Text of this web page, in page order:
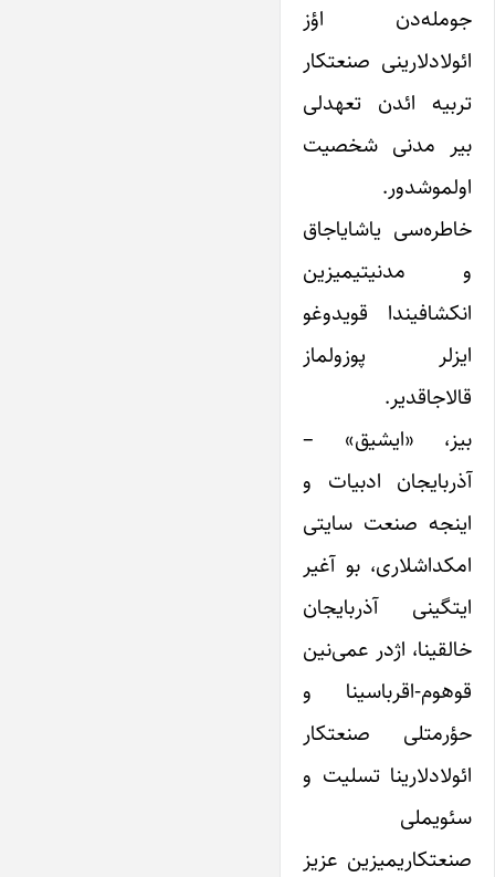
جومله‌دن اؤز
ائولادلارینی صنعتکار
تربیه ائدن تعهدلی
بیر مدنی شخصیت
اولموشدور.
خاطره‌سی یاشایاجاق
و مدنیتیمیزین
انکشافیندا قویدوغو
ایزلر پوزولماز
قالاجاقدیر.
بیز، «ایشیق» –
آذربایجان ادبیات و
اینجه صنعت سایتی
امکداشلاری، بو آغیر
ایتگینی آذربایجان
خالقینا، اژدر عمی‌نین
قوهوم-اقرباسینا و
حؤرمتلی صنعتکار
ائولادلارینا تسلیت و
سئویملی
صنعتکاریمیزین عزیز